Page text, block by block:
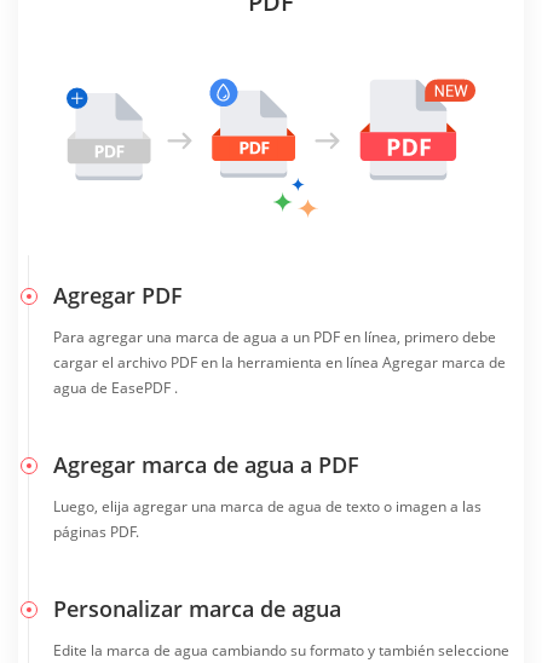
Agregar PDF
Para agregar una marca de agua a un PDF en línea, primero debe
cargar el archivo PDF en la herramienta en línea Agregar marca de
agua de EasePDF .
Agregar marca de agua a PDF
Luego, elija agregar una marca de agua de texto o imagen a las
páginas PDF.
Personalizar marca de agua
Edite la marca de agua cambiando su formato y también seleccione